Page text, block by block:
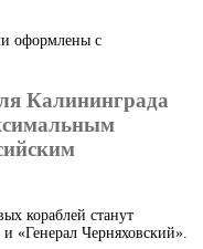
оформлены с
Калининграда
кораблей станут
«Генерал Черняховский».